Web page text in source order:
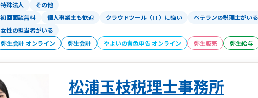
特殊法人
その他
初回面談無料 個人事業主も歓迎 クラウドツール（IT）に強い ベテランの税理士がいる
女性の担当者がいる
弥生会計 オンライン 弥生会計 やよいの青色申告 オンライン 弥生販売 弥生給与
松浦玉枝税理士事務所